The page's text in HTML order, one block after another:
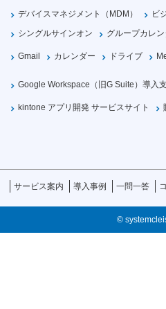
デバイスマネジメント（MDM）
ビ
シングルサインオン
グループカレ
Gmail カレンダー ドライブ
Google Workspace（旧G Suite）導入
kintone アプリ開発 サービスサイト
サービス案内 導入事例 一問一答
©